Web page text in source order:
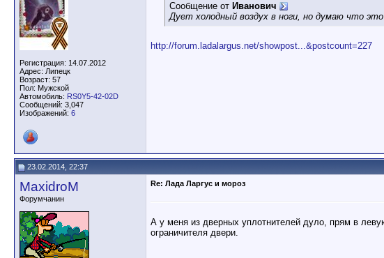
Регистрация: 14.07.2012
Адрес: Липецк
Возраст: 57
Пол: Мужской
Автомобиль: RS0Y5-42-02D
Сообщений: 3,047
Изображений: 6
Сообщение от Иванович
Дует холодный воздух в ноги, но думаю что это
http://forum.ladalargus.net/showpost...&postcount=227
23.02.2014, 22:37
MaxidroM
Форумчанин
Re: Лада Ларгус и мороз
А у меня из дверных уплотнителей дуло, прям в
ограничителя двери.